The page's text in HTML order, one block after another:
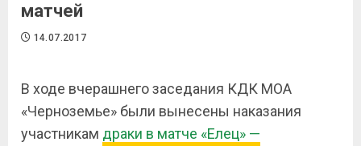
матчей
14.07.2017
В ходе вчерашнего заседания КДК МОА
«Черноземье» были вынесены наказания
участникам драки в матче «Елец» —